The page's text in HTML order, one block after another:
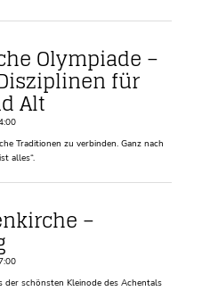
Olympiade –
für
Alt
Traditionen zu verbinden. Ganz nach
alles“.
–
der schönsten Kleinode des Achentals